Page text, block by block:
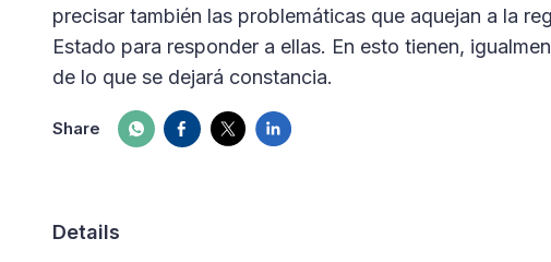
precisar también las problemáticas que aquejan a la
Estado para responder a ellas. En esto tienen,
de lo que se dejará constancia.
Share
Details